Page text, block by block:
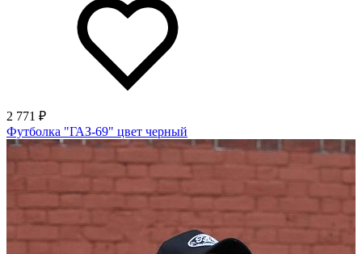
2 771 ₽
Футболка "ГАЗ-69" цвет черный